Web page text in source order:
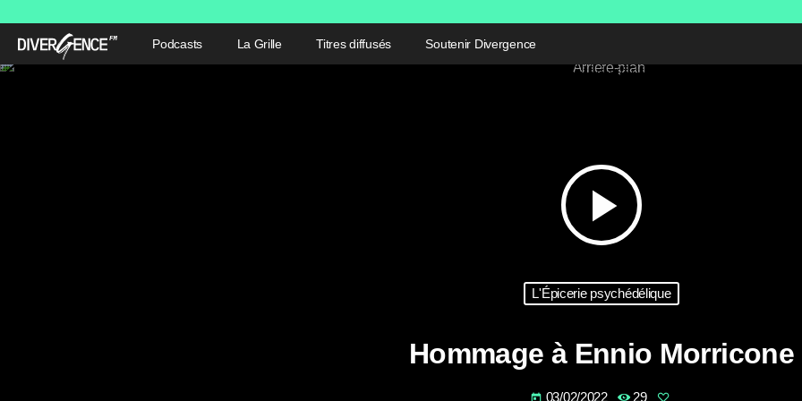
Podcasts La Grille Titres diffusés Soutenir Divergence
play_arrow
L'Épicerie psychédélique
Hommage à Ennio Morricone
today 03/02/2022 29